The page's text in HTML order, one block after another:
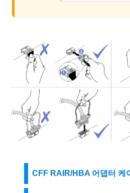
CFF RAIR/HBA 어댑터 케